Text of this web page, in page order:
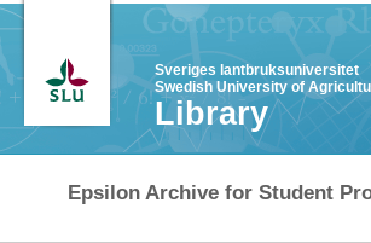
Sveriges lantbruksuniversitet
Swedish University of
Library
Epsilon Archive for Student